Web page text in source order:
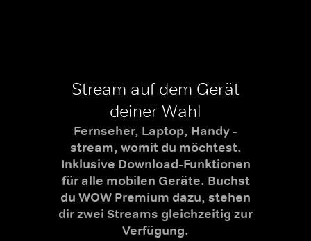
Stream auf dem Gerät
deiner Wahl
Fernseher, Laptop, Handy -
stream, womit du möchtest.
Inklusive Download-Funktionen
für alle mobilen Geräte. Buchst
du WOW Premium dazu, stehen
dir zwei Streams gleichzeitig zur
Verfügung.